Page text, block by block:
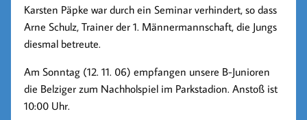
Karsten Päpke war durch ein Seminar verhindert, so dass
Arne Schulz, Trainer der 1. Männermannschaft, die Jungs
diesmal betreute.
Am Sonntag (12. 11. 06) empfangen unsere B-Junioren
die Belziger zum Nachholspiel im Parkstadion. Anstoß ist
10:00 Uhr.